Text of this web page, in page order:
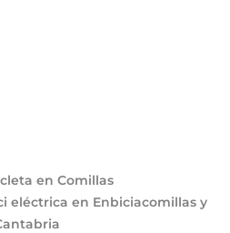
en Comillas
eléctrica en Enbiciacomillas y